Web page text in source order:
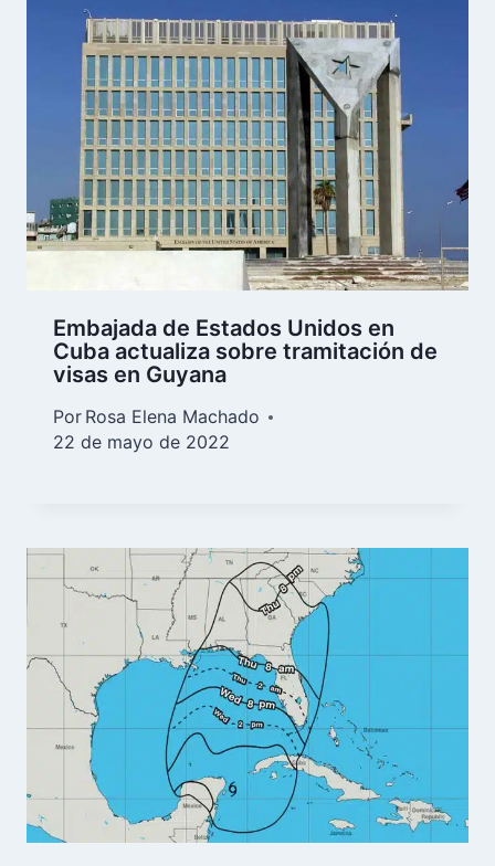
Embajada de Estados Unidos en
Cuba actualiza sobre tramitación de
visas en Guyana
Por Rosa Elena Machado
22 de mayo de 2022